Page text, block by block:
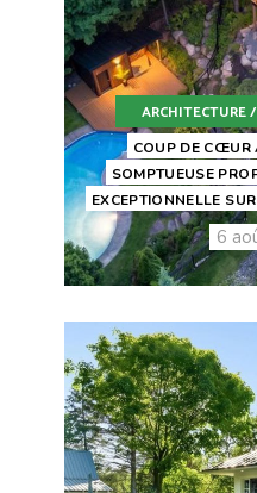
ARCHITECTURE
COUP DE CŒUR
SOMPTUEUSE
EXCEPTIONNELLE
6